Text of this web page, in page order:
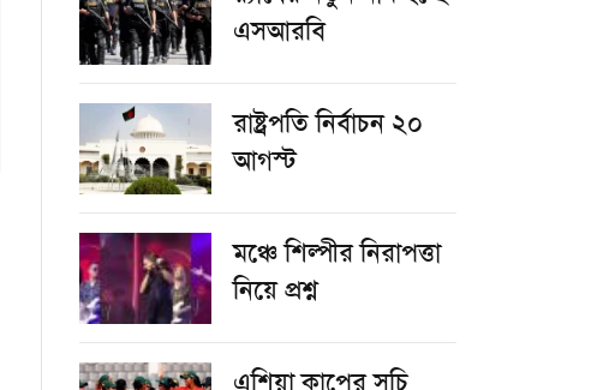
এসআরবি
রাষ্ট্রপতি নির্বাচন ২০
আগস্ট
​মঞ্চে শিল্পীর নিরাপত্তা
নিয়ে প্রশ্ন
এশিয়া কাপের সূচি